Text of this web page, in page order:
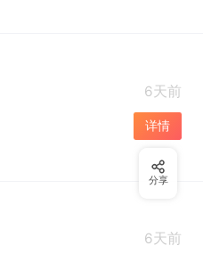
6天前
详情
6天前
分享